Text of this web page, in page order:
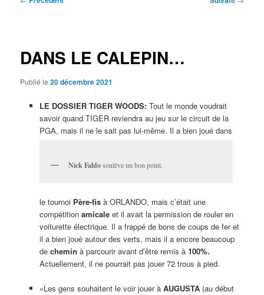
DANS LE CALEPIN…
Publié le20 décembre 2021
LE DOSSIER TIGER WOODS: Tout le monde voudrait
savoir quand TIGER reviendra au jeu sur le circuit de la
PGA, mais il ne le sait pas lui-même. Il a bien joué dans
Nick Faldosoulève un bon point.
le tournoi Père-fisà ORLANDO, mais c’était une
compétition amicaleet il avait la permission de rouler en
voiturette électrique. Il a frappé de bons de coups de fer et
il a bien joué autour des verts, mais il a encore beaucoup
de chemin à parcourir avant d’être remis à 100%.
Actuellement, il ne pourrait pas jouer 72 trous à pied.
«Les gens souhaitent le voir jouer à AUGUSTA(au début